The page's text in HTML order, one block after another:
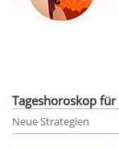
Tageshoroskop
Neue Strategien